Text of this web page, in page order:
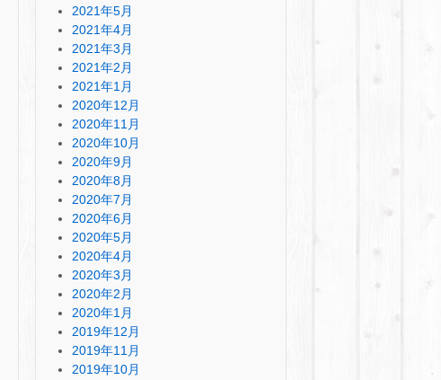
2021年5月
2021年4月
2021年3月
2021年2月
2021年1月
2020年12月
2020年11月
2020年10月
2020年9月
2020年8月
2020年7月
2020年6月
2020年5月
2020年4月
2020年3月
2020年2月
2020年1月
2019年12月
2019年11月
2019年10月